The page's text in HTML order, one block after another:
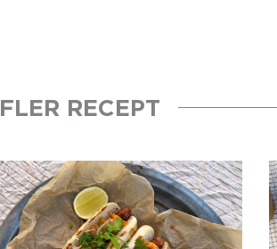
FLER RECEPT